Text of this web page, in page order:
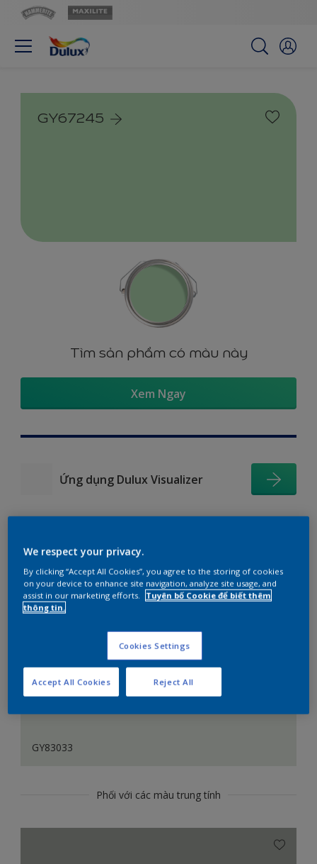
GY67245
Tìm sản phẩm có màu này
Xem Ngay
Ứng dụng Dulux Visualizer
Gợi ý phối màu
GY83033
Phối với các màu trung tính
We respect your privacy.
By clicking “Accept All Cookies”, you agree to the storing of cookies
on your device to enhance site navigation, analyze site usage, and
assist in our marketing efforts.
Tuyên bố Cookie để biết thêm
thông tin.
Cookies Settings
Reject All
Accept All Cookies